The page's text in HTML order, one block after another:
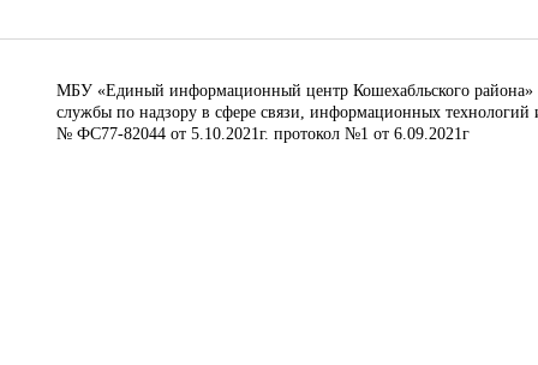
МБУ «Единый информационный центр Кошехабльского района»
службы по надзору в сфере связи, информационных
№ ФС77-82044 от 5.10.2021г. протокол №1 от 6.09.2021г